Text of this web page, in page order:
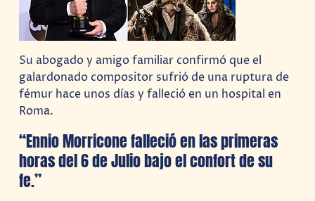
Su abogado y amigo familiar confirmó que el
galardonado compositor sufrió de una ruptura de
fémur hace unos días y falleció en un hospital en
Roma.
“Ennio Morricone falleció en las primeras
horas del 6 de Julio bajo el confort de su
fe.”